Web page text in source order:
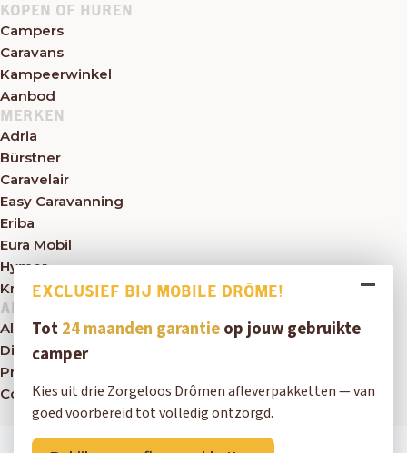
KOPEN OF HUREN
Campers
Caravans
Kampeerwinkel
Aanbod
MERKEN
Adria
Bürstner
Caravelair
Easy Caravanning
Eriba
Eura Mobil
Hymer
Knaus
ALGEMEEN
Algemene voorwaarden
Disclaimer
Privacybeleid
Contact
EXCLUSIEF BIJ MOBILE DRÔME!
Tot24 maanden garantieop jouw gebruikte
camper
Kies uit drie Zorgeloos Drômen afleverpakketten — van
goed voorbereid tot volledig ontzorgd.